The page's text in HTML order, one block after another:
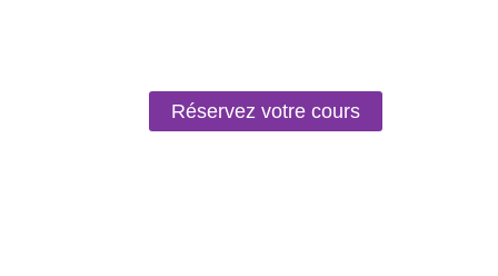
Réservez votre cours